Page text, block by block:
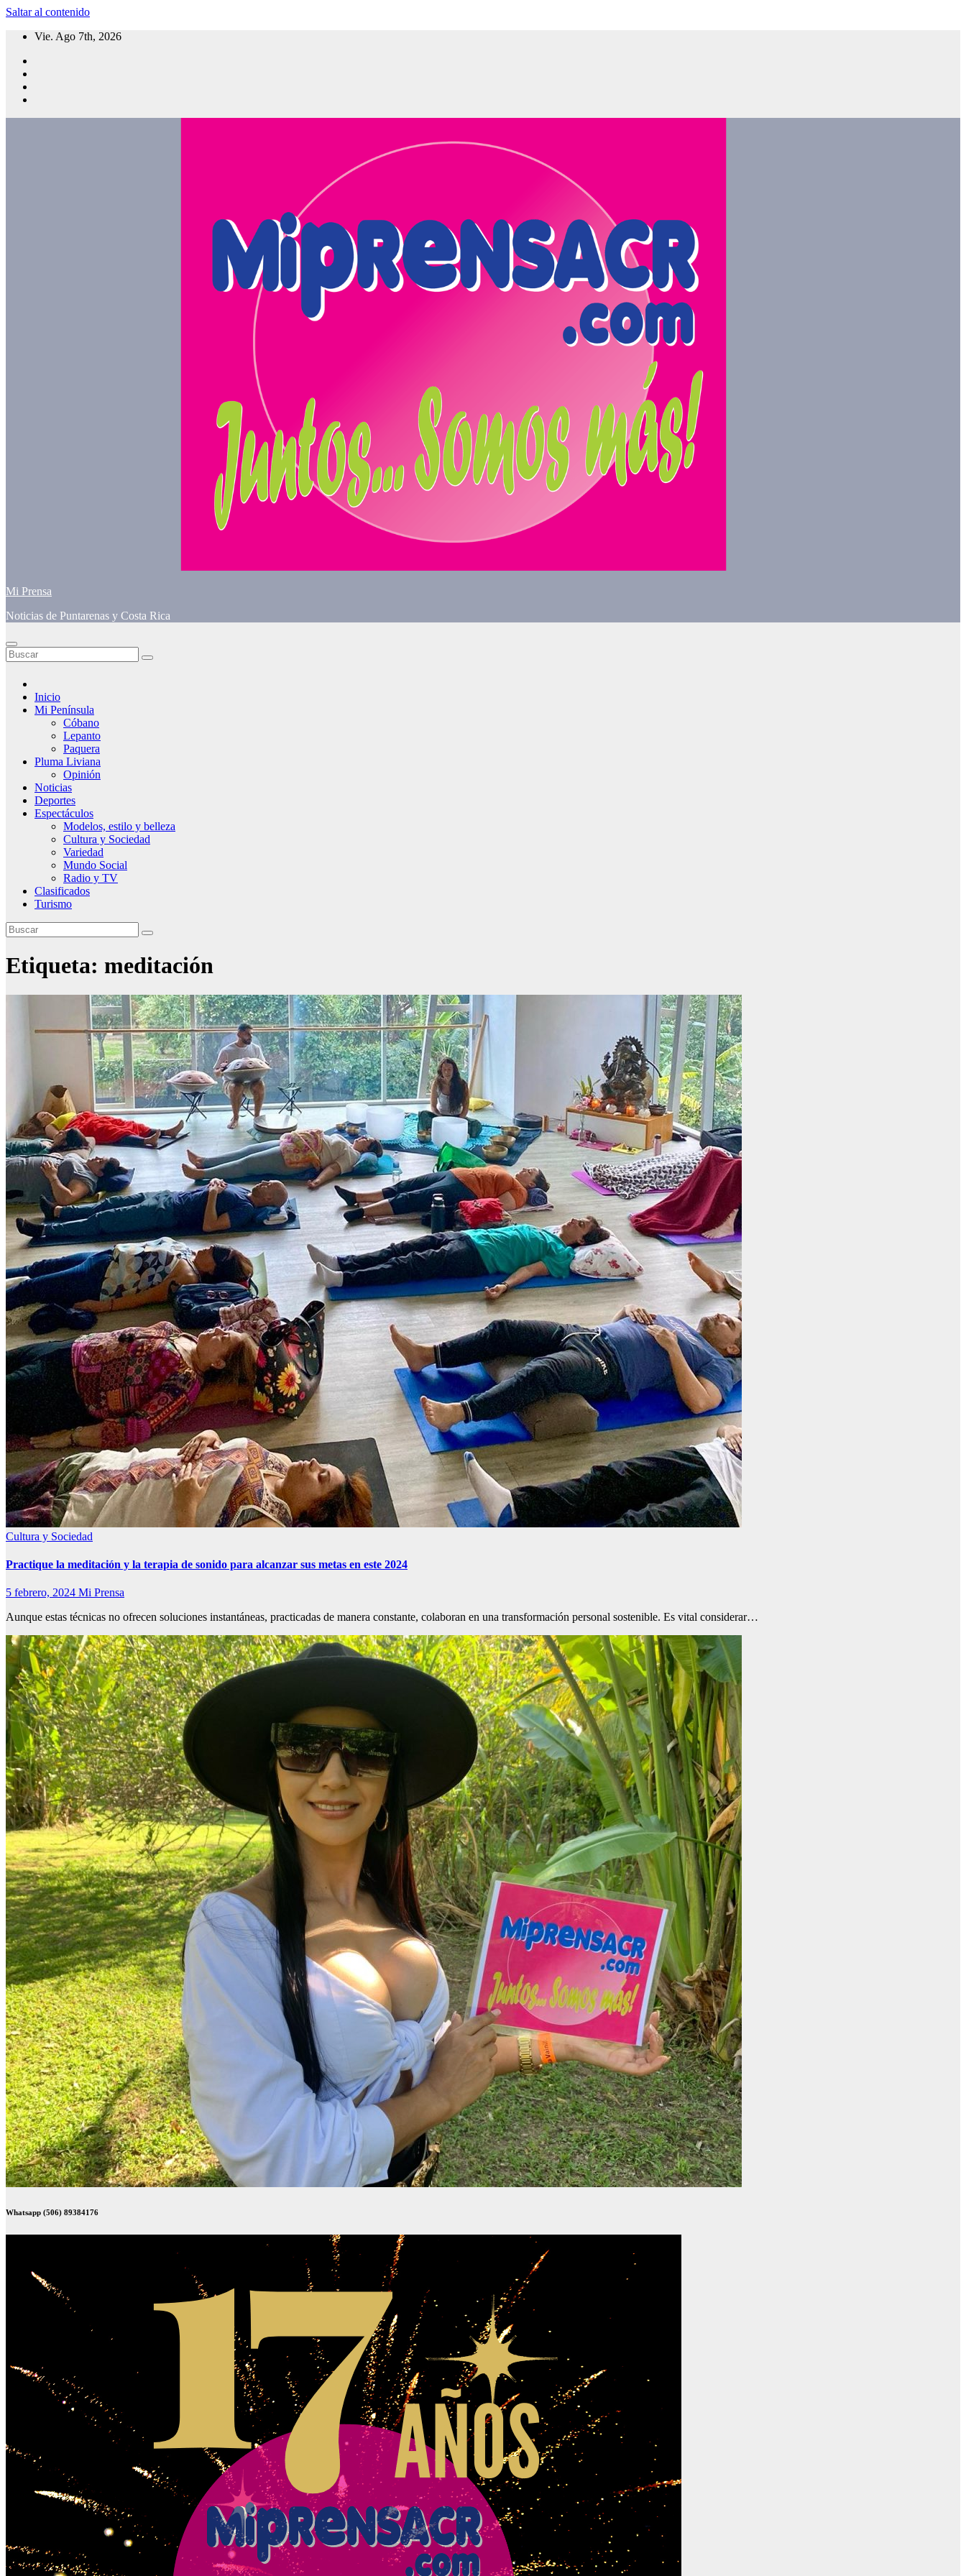
Saltar al contenido
Vie. Ago 7th, 2026
Mi Prensa
Noticias de Puntarenas y Costa Rica
Inicio
Mi Península
Cóbano
Lepanto
Paquera
Pluma Liviana
Opinión
Noticias
Deportes
Espectáculos
Modelos, estilo y belleza
Cultura y Sociedad
Variedad
Mundo Social
Radio y TV
Clasificados
Turismo
Etiqueta: meditación
Cultura y Sociedad
Practique la meditación y la terapia de sonido para alcanzar sus metas en este 2024
5 febrero, 2024 Mi Prensa
Aunque estas técnicas no ofrecen soluciones instantáneas, practicadas de manera constante, colaboran en una transformación personal sostenible. Es vital considerar…
Whatsapp (506) 89384176